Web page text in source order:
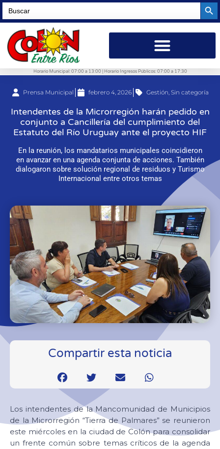
Search
for:
Horario Municipal: 07:00 a 13:00 | Horario Ingresos Públicos: 07:00 a 17:30
Prensa Municipal febrero 4, 2026 Gestión Sin categoría
Intendentes de la Microrregión harán pedido en
conjunto a Cancillería del cumplimiento del
Estatuto del Río Uruguay ante el proyecto HIF
En la reunión, los mandatarios municipales coincidieron
en avanzar en una agenda conjunta de acciones. También
dialogaron sobre solución regional de residuos y Turismo
Internacional entre otros temas
Compartir esta noticia
Los intendentes de la Mancomunidad de Municipios
de la Microrregión “Tierra de Palmares” se reunieron
este miércoles en la ciudad de Colón para consolidar
un frente común sobre temas críticos de la agenda